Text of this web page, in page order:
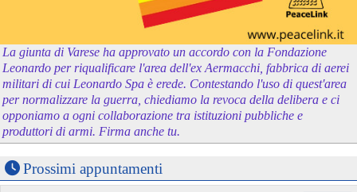
La giunta di Varese ha approvato un accordo con la Fondazione
Leonardo per riqualificare l'area dell'ex Aermacchi, fabbrica di aerei
militari di cui Leonardo Spa è erede. Contestando l'uso di quest'area
per normalizzare la guerra, chiediamo la revoca della delibera e ci
opponiamo a ogni collaborazione tra istituzioni pubbliche e
produttori di armi. Firma anche tu.
Prossimi appuntamenti